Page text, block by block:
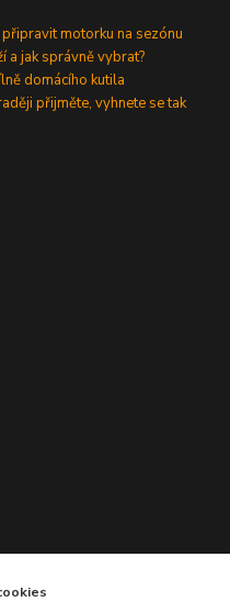
motorku na sezónu
a jak správně vybrat?
domácího kutila
přijměte, vyhnete se tak